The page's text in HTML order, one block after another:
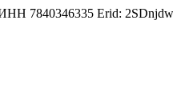
7840346335 Erid: